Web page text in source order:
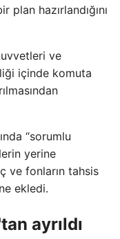
hazırlandığını
ve
içinde komuta
“sorumlu
yerine
ve fonların tahsis
ekledi.
ayrıldı